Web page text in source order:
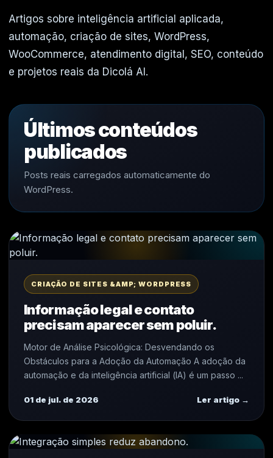
Artigos sobre inteligência artificial aplicada,
automação, criação de sites, WordPress,
WooCommerce, atendimento digital, SEO, conteúdo
e projetos reais da Dicolá AI.
Últimos conteúdos
publicados
Posts reais carregados automaticamente do
WordPress.
CRIAÇÃO DE SITES &AMP; WORDPRESS
Informação legal e contato
precisam aparecer sem poluir.
Motor de Análise Psicológica: Desvendando os
Obstáculos para a Adoção da Automação A adoção da
automação e da inteligência artificial (IA) é um passo ...
01 de jul. de 2026 Ler artigo →